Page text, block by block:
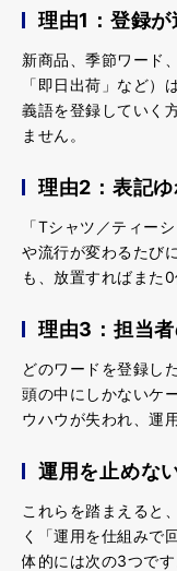
理由1：登録
新商品、季節ワード
「即日出荷」など）
義語を登録していく
ません。
理由2：表記
「Tシャツ／ティー
や流行が変わるたび
も、放置すればまた
理由3：担当
どのワードを登録し
頭の中にしかないケ
ウハウが失われ、運
運用を止めな
これらを踏まえると
く「運用を仕組みで
体的には次の3つです